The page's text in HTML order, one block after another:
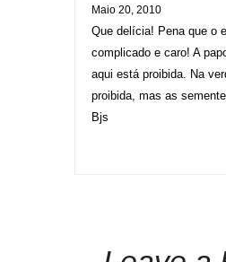
Maio 20, 2010
Que delícia! Pena que o
complicado e caro! A
aqui está proibida. Na
proibida, mas as
Bjs